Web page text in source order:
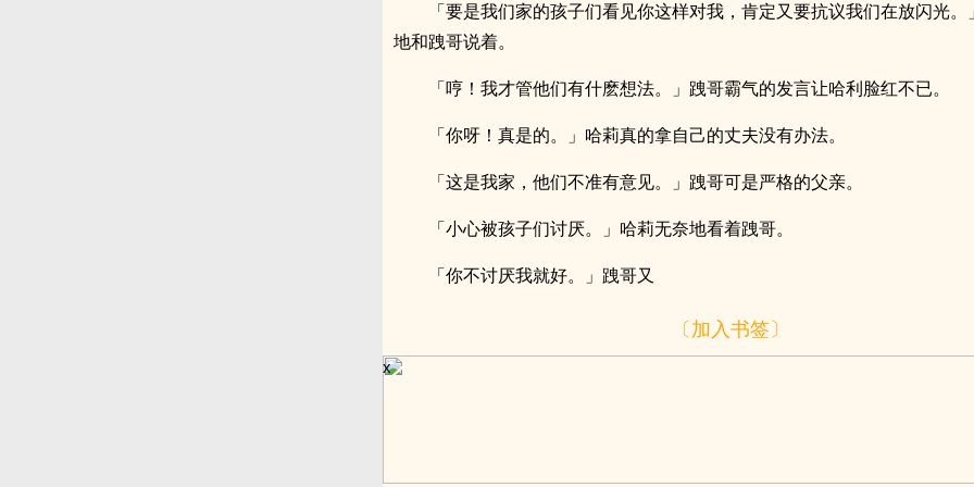
「要是我们家的孩子们看见你这样对我，肯定又要抗议我们在放闪光。
地和跩哥说着。
「哼！我才管他们有什麽想法。」跩哥霸气的发言让哈利脸红不已。
「你呀！真是的。」哈莉真的拿自己的丈夫没有办法。
「这是我家，他们不准有意见。」跩哥可是严格的父亲。
「小心被孩子们讨厌。」哈莉无奈地看着跩哥。
「你不讨厌我就好。」跩哥又
〔加入书签〕
x